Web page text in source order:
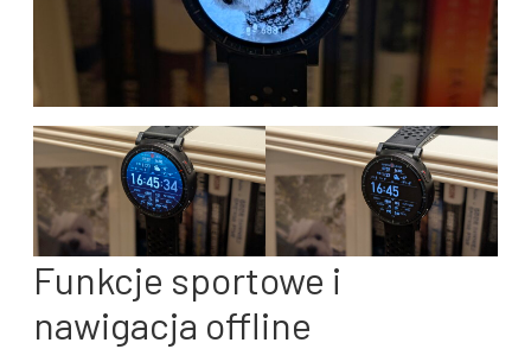
Funkcje sportowe i
nawigacja offline